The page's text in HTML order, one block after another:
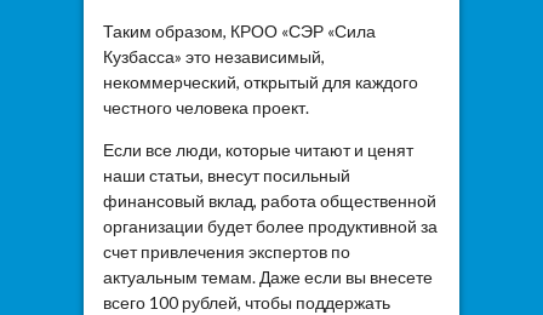
Таким образом, КРОО «СЭР «Сила
Кузбасса» это независимый,
некоммерческий, открытый для каждого
честного человека проект.
Если все люди, которые читают и ценят
наши статьи, внесут посильный
финансовый вклад, работа общественной
организации будет более продуктивной за
счет привлечения экспертов по
актуальным темам. Даже если вы внесете
всего 100 рублей, чтобы поддержать